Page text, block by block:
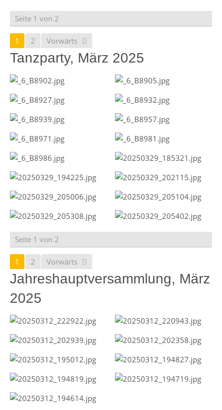
Seite 1 von 2
1 2 Vorwärts
Tanzparty, März 2025
Seite 1 von 2
1 2 Vorwärts
Jahreshauptversammlung, März
2025